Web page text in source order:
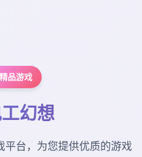
品游戏
幻想
平台，为您提供优质的游戏